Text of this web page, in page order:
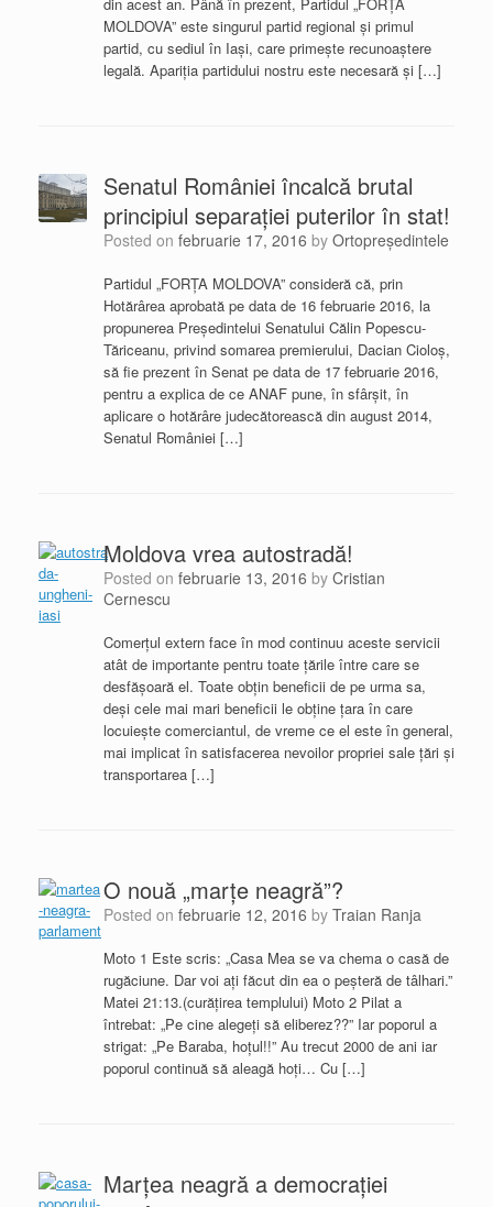
MOLDOVA” este singurul partid regional și primul
partid, cu sediul în Iași, care primește recunoaștere
legală. Apariția partidului nostru este necesară și […]
Senatul României încalcă brutal
principiul separaţiei puterilor în stat!
Posted on februarie 17, 2016 by Ortopreședintele
Partidul „FORŢA MOLDOVA” consideră că, prin
Hotărârea aprobată pe data de 16 februarie 2016, la
propunerea Preşedintelui Senatului Călin Popescu-
Tăriceanu, privind somarea premierului, Dacian Cioloş,
să fie prezent în Senat pe data de 17 februarie 2016,
pentru a explica de ce ANAF pune, în sfârşit, în
aplicare o hotărâre judecătorească din august 2014,
Senatul României […]
Moldova vrea autostradă!
Posted on februarie 13, 2016 by Cristian
Cernescu
Comerţul extern face în mod continuu aceste servicii
atât de importante pentru toate ţările între care se
desfăşoară el. Toate obţin beneficii de pe urma sa,
deşi cele mai mari beneficii le obţine ţara în care
locuieşte comerciantul, de vreme ce el este în general,
mai implicat în satisfacerea nevoilor propriei sale ţări şi
transportarea […]
O nouă „marțe neagră”?
Posted on februarie 12, 2016 by Traian Ranja
Moto 1 Este scris: „Casa Mea se va chema o casă de
rugăciune. Dar voi aţi făcut din ea o peşteră de tâlhari.”
Matei 21:13.(curăţirea templului) Moto 2 Pilat a
întrebat: „Pe cine alegeți să eliberez??” Iar poporul a
strigat: „Pe Baraba, hoțul!!” Au trecut 2000 de ani iar
poporul continuă să aleagă hoți… Cu […]
Marţea neagră a democraţiei